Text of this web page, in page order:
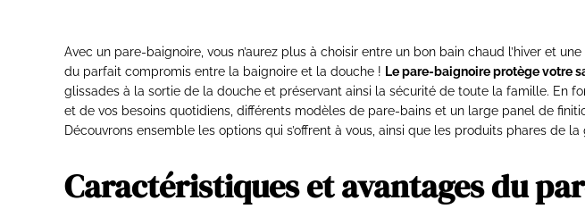
Avec un pare-baignoire, vous n’aurez plus à choisir entre un bon bain chaud l’hiver et
du parfait compromis entre la baignoire et la douche ! Le pare-baignoire protège votre
glissades à la sortie de la douche et préservant ainsi la sécurité de toute la famille. En
et de vos besoins quotidiens, différents modèles de pare-bains et un large panel de
Découvrons ensemble les options qui s’offrent à vous, ainsi que les produits phares de
Caractéristiques et avantages du